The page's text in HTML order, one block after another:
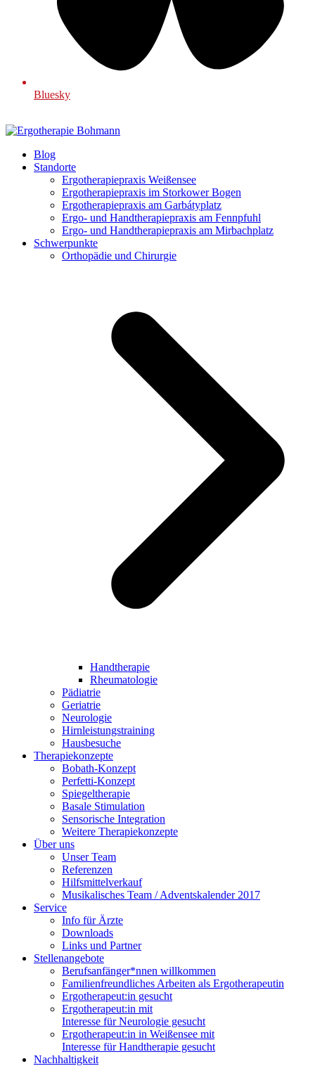
Bluesky
Blog
Standorte
Ergotherapiepraxis Weißensee
Ergotherapiepraxis im Storkower Bogen
Ergotherapiepraxis am Garbátyplatz
Ergo- und Handtherapiepraxis am Fennpfuhl
Ergo- und Handtherapiepraxis am Mirbachplatz
Schwerpunkte
Orthopädie und Chirurgie
Handtherapie
Rheumatologie
Pädiatrie
Geriatrie
Neurologie
Hirnleistungstraining
Hausbesuche
Therapiekonzepte
Bobath-Konzept
Perfetti-Konzept
Spiegeltherapie
Basale Stimulation
Sensorische Integration
Weitere Therapiekonzepte
Über uns
Unser Team
Referenzen
Hilfsmittelverkauf
Musikalisches Team / Adventskalender 2017
Service
Info für Ärzte
Downloads
Links und Partner
Stellenangebote
Berufsanfänger*nnen willkommen
Familienfreundliches Arbeiten als Ergotherapeutin
Ergotherapeut:in gesucht
Ergotherapeut:in mit
Interesse für Neurologie gesucht
Ergotherapeut:in in Weißensee mit
Interesse für Handtherapie gesucht
Nachhaltigkeit